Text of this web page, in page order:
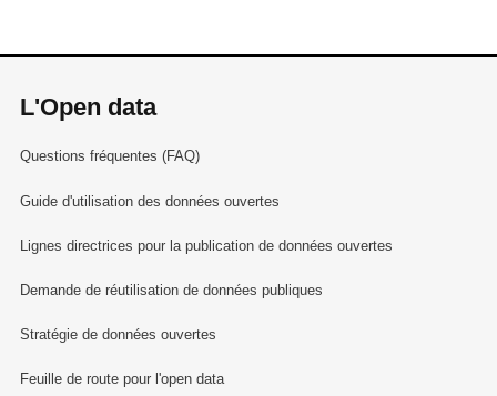
L'Open data
Questions fréquentes (FAQ)
Guide d'utilisation des données ouvertes
Lignes directrices pour la publication de données ouvertes
Demande de réutilisation de données publiques
Stratégie de données ouvertes
Feuille de route pour l'open data